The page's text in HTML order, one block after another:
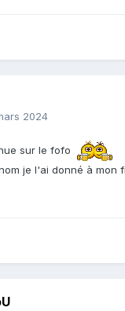
2024
sur le fofo
je l'ai donné à mon